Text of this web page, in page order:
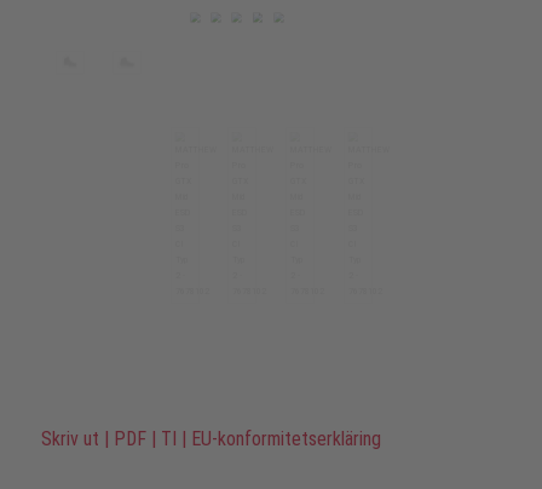
Skriv ut | PDF | TI | EU-konformitetserkläring